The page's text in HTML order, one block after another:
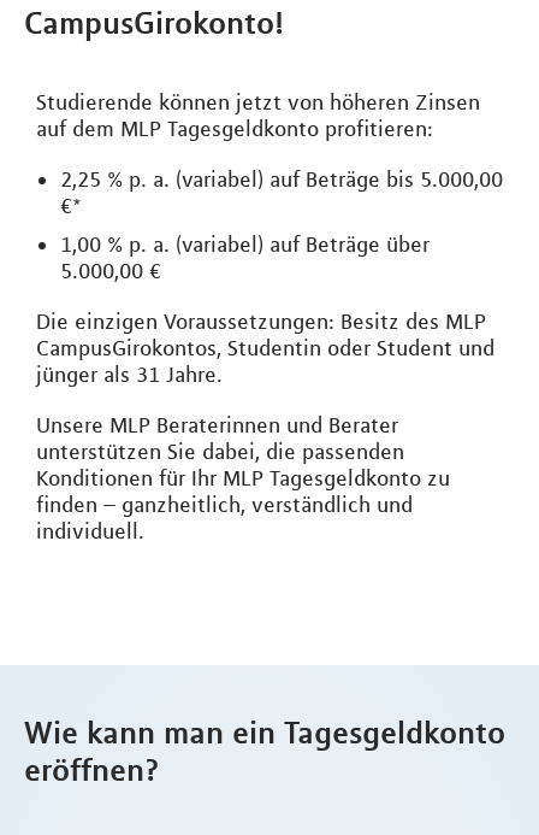
CampusGirokonto!
Studierende können jetzt von höheren Zinsen
auf dem MLP Tagesgeldkonto profitieren:
2,25 % p. a. (variabel) auf Beträge bis 5.000,00
€*
1,00 % p. a. (variabel) auf Beträge über
5.000,00 €
Die einzigen Voraussetzungen: Besitz des MLP
CampusGirokontos, Studentin oder Student und
jünger als 31 Jahre.
Unsere MLP Beraterinnen und Berater
unterstützen Sie dabei, die passenden
Konditionen für Ihr MLP Tagesgeldkonto zu
finden – ganzheitlich, verständlich und
individuell.
Wie kann man ein Tagesgeldkonto
eröffnen?